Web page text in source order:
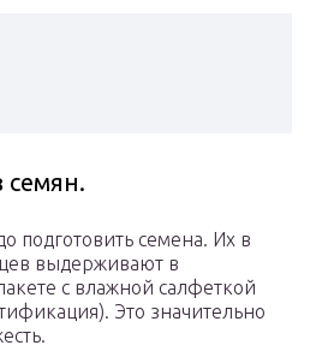
подготовить семена. Их в
выдерживают в
с влажной салфеткой
Это значительно